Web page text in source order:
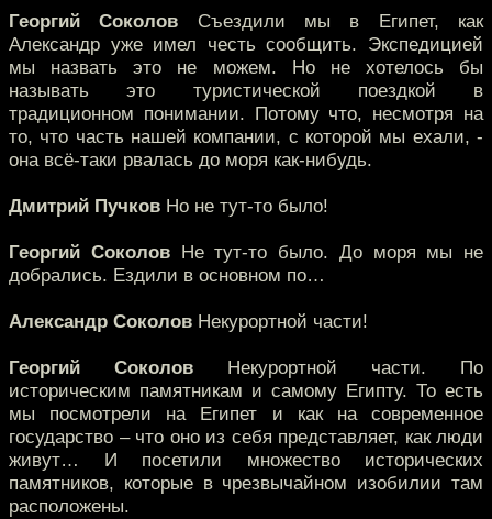
Георгий Соколов Съездили мы в Египет, как
Александр уже имел честь сообщить. Экспедицией
мы назвать это не можем. Но не хотелось бы
называть это туристической поездкой в
традиционном понимании. Потому что, несмотря на
то, что часть нашей компании, с которой мы ехали, -
она всё-таки рвалась до моря как-нибудь.
Дмитрий Пучков Но не тут-то было!
Георгий СоколовНе тут-то было. До моря мы не
добрались. Ездили в основном по…
Александр Соколов Некурортной части!
Георгий Соколов Некурортной части. По
историческим памятникам и самому Египту. То есть
мы посмотрели на Египет и как на современное
государство – что оно из себя представляет, как люди
живут… И посетили множество исторических
памятников, которые в чрезвычайном изобилии там
расположены.